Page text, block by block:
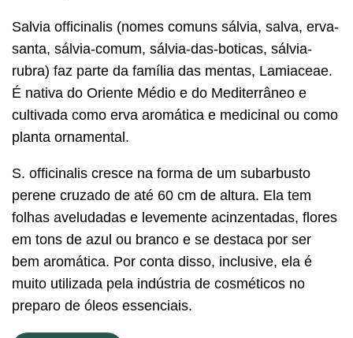
Salvia officinalis (nomes comuns sálvia, salva, erva-
santa, sálvia-comum, sálvia-das-boticas, sálvia-
rubra) faz parte da família das mentas, Lamiaceae.
É nativa do Oriente Médio e do Mediterrâneo e
cultivada como erva aromática e medicinal ou como
planta ornamental.
S. officinalis cresce na forma de um subarbusto
perene cruzado de até 60 cm de altura. Ela tem
folhas aveludadas e levemente acinzentadas, flores
em tons de azul ou branco e se destaca por ser
bem aromática. Por conta disso, inclusive, ela é
muito utilizada pela indústria de cosméticos no
preparo de óleos essenciais.